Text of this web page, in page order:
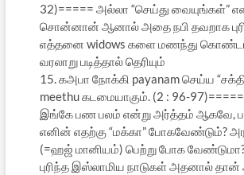
32)===== அல்லா “செய்து வையுங்கள்”
சொன்னான் ஆனால் அதை நபி தவறாக
எத்தனை widows களை மணந்து
வரலாறு படித்தால் தெரியும்
15. கஅபா நோக்கி payanam செய்ய
meethu கடமையாகும். (2 : 96-
இங்கே பண பலம் என்று அர்த்தம் ஆகவே,
எனின் எதற்கு “மக்கா” போகவேண்டும்?
(=ஹஜ் மானியம்) பெற்று போக
புரிந்த இஸ்லாமிய நாடுகள் அதனால்